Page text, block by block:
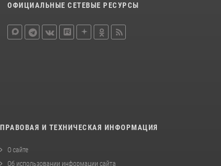
ОФИЦИАЛЬНЫЕ СЕТЕВЫЕ РЕСУРСЫ
ПРАВОВАЯ И ТЕХНИЧЕСКАЯ ИНФОРМАЦИЯ
О сайте
Об использовании информации сайта